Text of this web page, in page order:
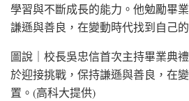
學習與不斷成長的能力。他勉勵畢
謙遜與善良，在變動時代找到自己
圖說｜校長吳忠信首次主持畢業典
於迎接挑戰，保持謙遜與善良，在
置。(高科大提供)